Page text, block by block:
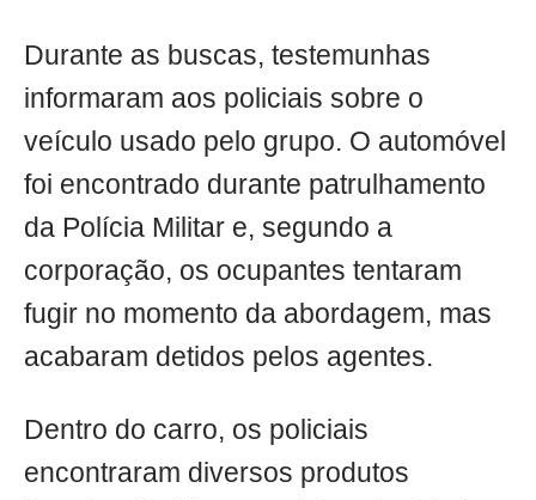
Durante as buscas, testemunhas
informaram aos policiais sobre o
veículo usado pelo grupo. O automóvel
foi encontrado durante patrulhamento
da Polícia Militar e, segundo a
corporação, os ocupantes tentaram
fugir no momento da abordagem, mas
acabaram detidos pelos agentes.
Dentro do carro, os policiais
encontraram diversos produtos